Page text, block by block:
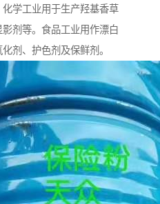
学工业用于生产羟基香草
剂等。食品工业用作漂白
剂、护色剂及保鲜剂。